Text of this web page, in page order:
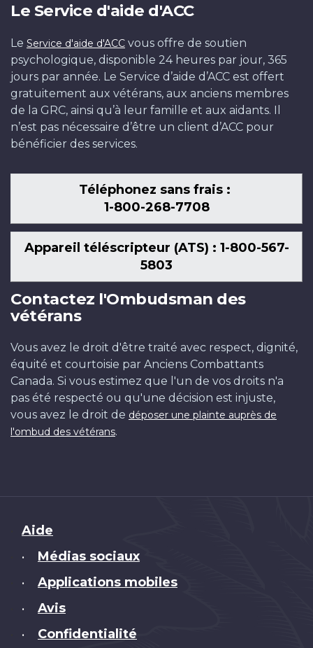
Le Service d'aide d'ACC
Le Service d'aide d'ACC vous offre de soutien
psychologique, disponible 24 heures par jour, 365
jours par année. Le Service d’aide d’ACC est offert
gratuitement aux vétérans, aux anciens membres
de la GRC, ainsi qu’à leur famille et aux aidants. Il
n’est pas nécessaire d’être un client d’ACC pour
bénéficier des services.
Téléphonez sans frais :
1-800-268-7708
Appareil téléscripteur (ATS) : 1-800-567-
5803
Contactez l'Ombudsman des
vétérans
Vous avez le droit d'être traité avec respect, dignité,
équité et courtoisie par Anciens Combattants
Canada. Si vous estimez que l'un de vos droits n'a
pas été respecté ou qu'une décision est injuste,
vous avez le droit de déposer une plainte auprès de
l'ombud des vétérans.
Brand
Aide
• Médias sociaux
• Applications mobiles
• Avis
• Confidentialité